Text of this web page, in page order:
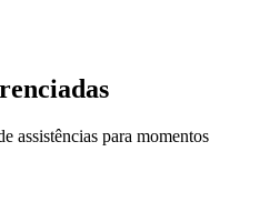
assistências para momentos